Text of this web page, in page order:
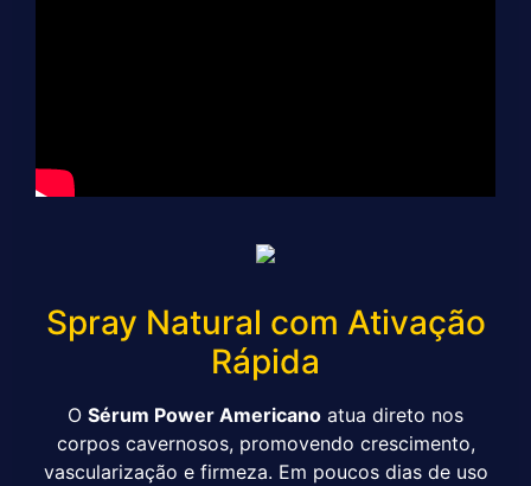
Spray Natural com Ativação
Rápida
O Sérum Power Americano atua direto nos
corpos cavernosos, promovendo crescimento,
vascularização e firmeza. Em poucos dias de uso